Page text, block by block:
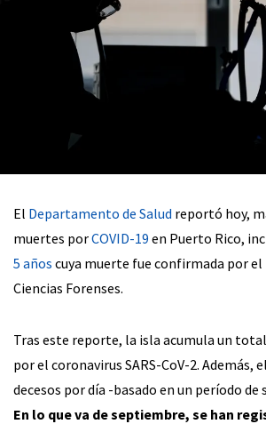
El Departamento de Salud reportó hoy,
muertes porCOVID-19 en Puerto Rico,
5 años cuya muerte fue confirmada por
Ciencias Forenses.
Tras este reporte, la isla acumula un total
por el coronavirus SARS-CoV-2. Además,
decesos por día -basado en un período de
En lo que va de septiembre, se han